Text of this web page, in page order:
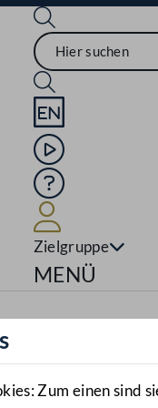
Sprache English
Mediathek
Hilfe
Zielgruppe
MENÜ
Zum einen sind